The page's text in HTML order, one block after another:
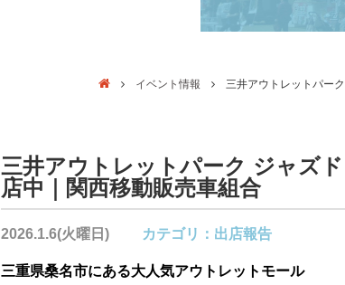
キッチンカーグランプリ公式
イベント情報 三井アウトレットパー
三井アウトレットパーク ジャズ
店中｜関西移動販売車組合
2026.1.6(火曜日) カテゴリ： 出店報告
三重県桑名市にある大人気アウトレットモール